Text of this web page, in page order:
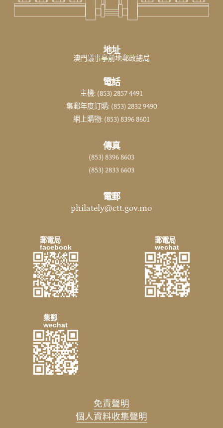
免責聲明
個人資料收集聲明
郵電局
facebook
郵電局
wechat
集郵
wechat
地址
澳門議事亭前地郵政總局
電話
主機: (853) 2857 4491
集郵年度訂購: (853) 2832 9490
網上購物: (853) 8396 8601
傳真
(853) 8396 8603
(853) 2833 6603
電郵
philately@ctt.gov.mo